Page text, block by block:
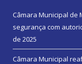
Câmara Municipal de
segurança com
de 2025
Câmara Municipal